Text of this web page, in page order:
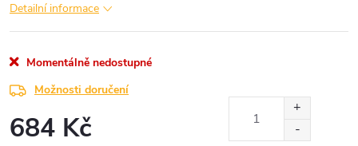
Detailní informace
Momentálně nedostupné
Možnosti doručení
684 Kč